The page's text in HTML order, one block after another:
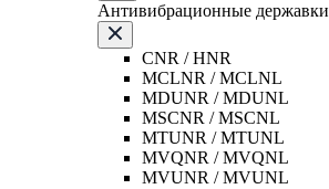
Антивибрационные державки
CNR / HNR
MCLNR / MCLNL
MDUNR / MDUNL
MSCNR / MSCNL
MTUNR / MTUNL
MVQNR / MVQNL
MVUNR / MVUNL